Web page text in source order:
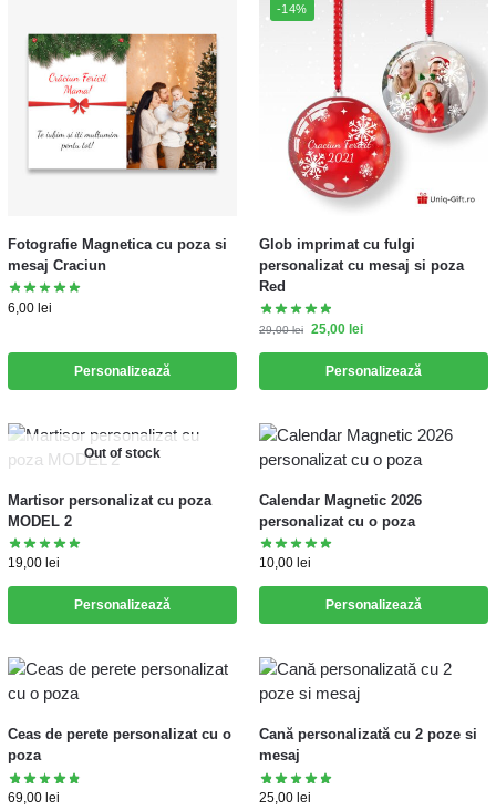
Fotografie Magnetica cu poza si
mesaj Craciun
6,00 lei
Personalizează
-14%
Glob imprimat cu fulgi
personalizat cu mesaj si poza
Red
29,00lei 25,00 lei
Personalizează
Out of stock
Martisor personalizat cu poza
MODEL 2
19,00 lei
Personalizează
Calendar Magnetic 2026
personalizat cu o poza
10,00 lei
Personalizează
Ceas de perete personalizat cu o
poza
69,00 lei
Cană personalizată cu 2 poze si
mesaj
25,00 lei